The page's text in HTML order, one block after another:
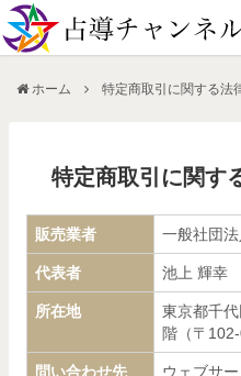
ホーム 特定商取引に関する法
特定商取引に関す
販売業者 一般社団
代表者 池上 輝幸
所在地
東京都千
階（〒102-
問い合わせ先
ウェブサ